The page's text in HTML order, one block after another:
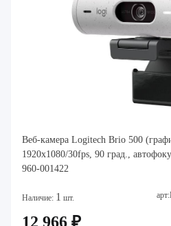
Веб-камера Logitech Brio 500
1920x1080/30fps, 90 град.,
960-001422
Наличие: 1 шт.
12 966 ₽